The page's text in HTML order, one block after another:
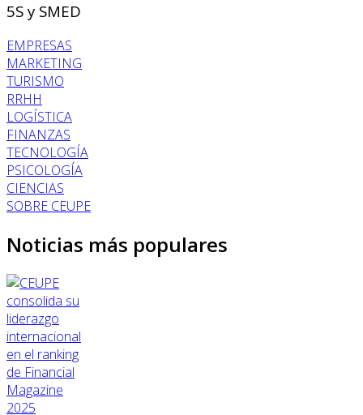
5S y SMED
EMPRESAS
MARKETING
TURISMO
RRHH
LOGÍSTICA
FINANZAS
TECNOLOGÍA
PSICOLOGÍA
CIENCIAS
SOBRE CEUPE
Noticias más populares